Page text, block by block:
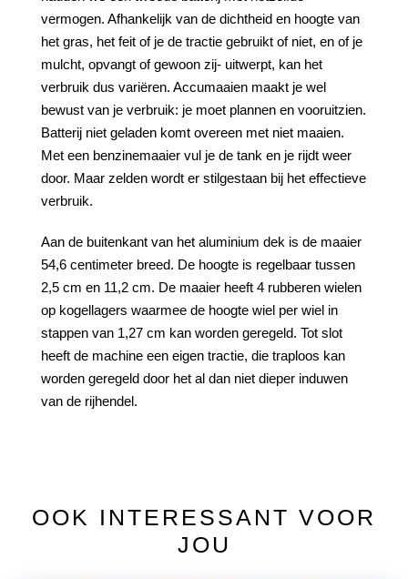
vermogen. Afhankelijk van de dichtheid en hoogte van
het gras, het feit of je de tractie gebruikt of niet, en of je
mulcht, opvangt of gewoon zij- uitwerpt, kan het
verbruik dus variëren. Accumaaien maakt je wel
bewust van je verbruik: je moet plannen en vooruitzien.
Batterij niet geladen komt overeen met niet maaien.
Met een benzinemaaier vul je de tank en je rijdt weer
door. Maar zelden wordt er stilgestaan bij het effectieve
verbruik.
Aan de buitenkant van het aluminium dek is de maaier
54,6 centimeter breed. De hoogte is regelbaar tussen
2,5 cm en 11,2 cm. De maaier heeft 4 rubberen wielen
op kogellagers waarmee de hoogte wiel per wiel in
stappen van 1,27 cm kan worden geregeld. Tot slot
heeft de machine een eigen tractie, die traploos kan
worden geregeld door het al dan niet dieper induwen
van de rijhendel.
OOK INTERESSANT VOOR
JOU